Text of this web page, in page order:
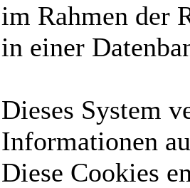
im Rahmen der
in einer
Dieses System
Informationen
Diese Cookies